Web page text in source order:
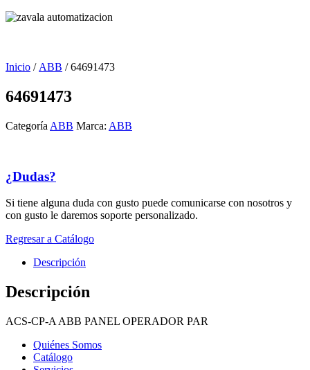
Inicio / ABB / 64691473
64691473
Categoría ABB Marca: ABB
¿Dudas?
Si tiene alguna duda con gusto puede comunicarse con nosotros y
con gusto le daremos soporte personalizado.
Regresar a Catálogo
Descripción
Descripción
ACS-CP-A ABB PANEL OPERADOR PAR
Quiénes Somos
Catálogo